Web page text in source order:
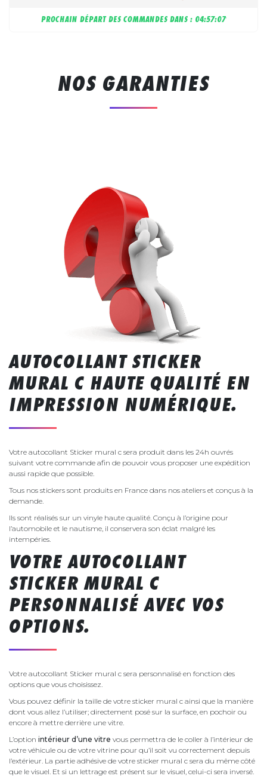
PROCHAIN DÉPART DES COMMANDES DANS : 04:57:06
NOS GARANTIES
AUTOCOLLANT STICKER
MURAL C HAUTE QUALITÉ EN
IMPRESSION NUMÉRIQUE.
Votre autocollant Sticker mural c sera produit dans les 24h ouvrés
suivant votre commande afin de pouvoir vous proposer une expédition
aussi rapide que possible.
Tous nos stickers sont produits en France dans nos ateliers et conçus à la
demande.
Ils sont réalisés sur un vinyle haute qualité. Conçu à l’origine pour
l’automobile et le nautisme, il conservera son éclat malgré les
intempéries.
VOTRE AUTOCOLLANT
STICKER MURAL C
PERSONNALISÉ AVEC VOS
OPTIONS.
Votre autocollant Sticker mural c sera personnalisé en fonction des
options que vous choisissez.
Vous pouvez définir la taille de votre sticker mural c ainsi que la manière
dont vous allez l’utiliser; directement posé sur la surface, en pochoir ou
encore à mettre derrière une vitre.
L’option intérieur d’une vitre vous permettra de le coller à l’intérieur de
votre véhicule ou de votre vitrine pour qu’il soit vu correctement depuis
l’extérieur. La partie adhésive de votre sticker mural c sera du même côté
que le visuel. Et si un lettrage est présent sur le visuel, celui-ci sera inversé.